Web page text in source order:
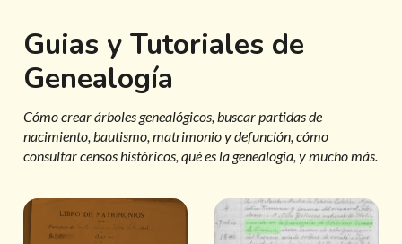
Guias y Tutoriales de
Genealogía
Cómo crear árboles genealógicos, buscar partidas de
nacimiento, bautismo, matrimonio y defunción, cómo
consultar censos históricos, qué es la genealogía, y mucho más.